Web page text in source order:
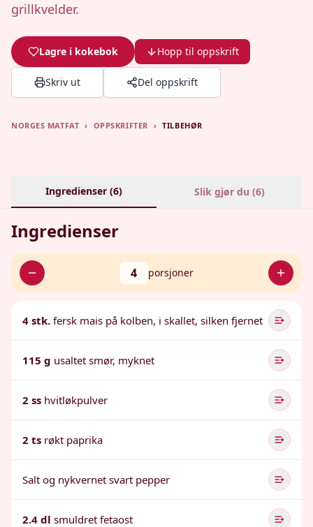
grillkvelder.
Lagre i kokebok Hopp til oppskrift
Skriv ut Del oppskrift
NORGES MATFAT › OPPSKRIFTER › TILBEHØR
Ingredienser (6) Slik gjør du (6)
Ingredienser
4 porsjoner
4 stk. fersk mais på kolben, i skallet, silken fjernet
115 g usaltet smør, myknet
2 ss hvitløkpulver
2 ts røkt paprika
Salt og nykvernet svart pepper
2.4 dl smuldret fetaost